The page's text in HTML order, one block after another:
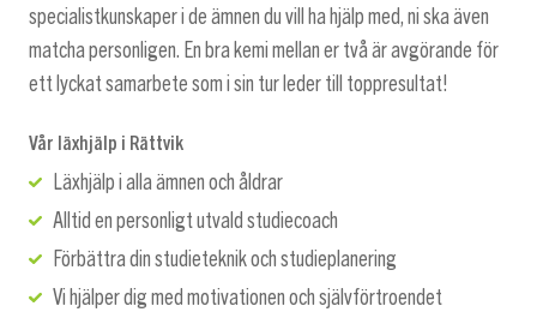
specialistkunskaper i de ämnen du vill ha hjälp med, ni ska även
matcha personligen. En bra kemi mellan er två är avgörande för
ett lyckat samarbete som i sin tur leder till toppresultat!
Vår läxhjälp i Rättvik
Läxhjälp i alla ämnen och åldrar
Alltid en personligt utvald studiecoach
Förbättra din studieteknik och studieplanering
Vi hjälper dig med motivationen och självförtroendet